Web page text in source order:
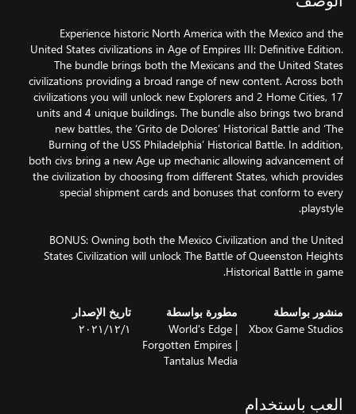
Experience historic North America with the Mexico and the
United States civilizations in Age of Empires III: Definitive Edition.
The bundle brings both the Mexicans and the United States
civilizations providing a broad range of new content. Across both
civilizations you will unlock new Explorers and 2 Home Cities, 17
units and 4 unique buildings. The bundle also brings two brand
new battles, the ‘Grito de Dolores’ Historical Battle and ‘The
Burning of the USS Philadelphia’ Historical Battle. In addition,
both civs bring a new Age up mechanic allowing advancement of
the civilization by choosing from different States, which provides
special shipment cards and bonuses that conform to every
BONUS: Owning both the Mexico Civilization and the United
States Civilization will unlock The Battle of Queenston Heights
Historical Battle in game.
منشور بواسطة
Xbox Game Studios
مطورة بواسطة
World's Edge |
Forgotten Empires |
Tantalus Media
تاريخ الإصدار
١‏/١٢‏/٢٠٢١
العب باستخدام